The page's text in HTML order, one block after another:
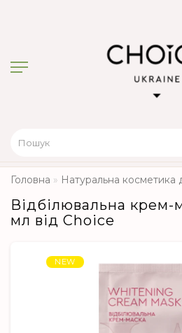
Головна Натуральна косметика
Відбілювальна крем-
мл від Choice
NEW